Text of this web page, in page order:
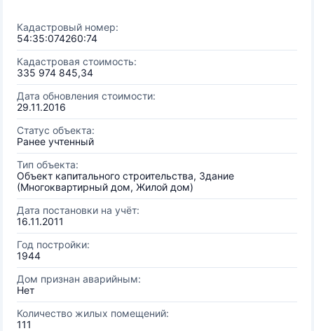
Кадастровый номер:
54:35:074260:74
Кадастровая стоимость:
335 974 845,34
Дата обновления стоимости:
29.11.2016
Статус объекта:
Ранее учтенный
Тип объекта:
Объект капитального строительства, Здание
(Многоквартирный дом, Жилой дом)
Дата постановки на учёт:
16.11.2011
Год постройки:
1944
Дом признан аварийным:
Нет
Количество жилых помещений:
111